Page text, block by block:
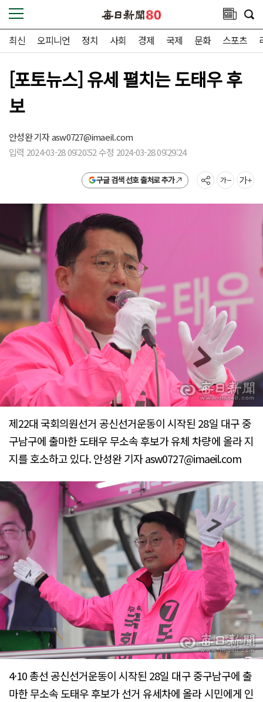
최신 오피니언 정치 사회 경제 국제 문화 스포츠
[포토뉴스] 유세 펼치는 도태우 후
보
안성완 기자asw0727@imaeil.com
입력 2024-03-28 09:20:52 수정 2024-03-28 09:29:24
구글 검색 선호 출처로 추가
제22대 국회의원선거 공신선거운동이 시작된 28일 대구 중
구남구에 출마한 도태우 무소속 후보가 유체 차량에 올라 지
지를 호소하고 있다. 안성완 기자 asw0727@imaeil.com
4·10 총선 공신선거운동이 시작된 28일 대구 중구남구에 출
마한 무소속 도태우 후보가 선거 유세차에 올라 시민에게 인